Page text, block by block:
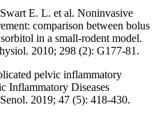
E. L. et al. Noninvasive
comparison between bolus
in a small-rodent model.
2010; 298 (2): G177-81.
pelvic inflammatory
Inflammatory Diseases
2019; 47 (5): 418-430.